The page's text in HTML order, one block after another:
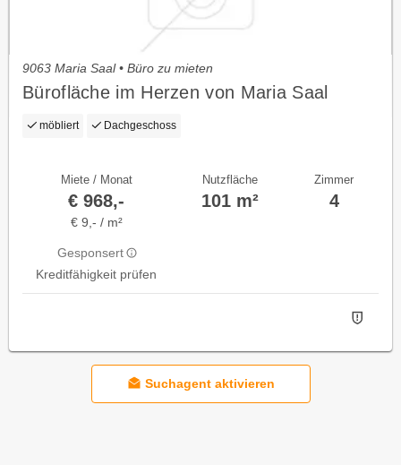
9063 Maria Saal • Büro zu mieten
Bürofläche im Herzen von Maria Saal
möbliert Dachgeschoss
Miete / Monat
€ 968,-
€ 9,- / m²
Gesponsert
Kreditfähigkeit prüfen
Nutzfläche
101 m²
Zimmer
4
Suchagent aktivieren